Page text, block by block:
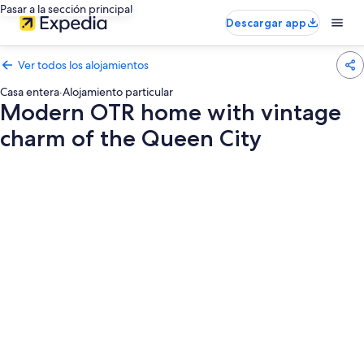
Pasar a la sección principal
Descargar app
Ver todos los alojamientos
Casa entera·Alojamiento particular
Modern OTR home with vintage
charm of the Queen City